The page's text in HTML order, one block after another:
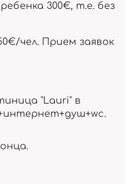
300€, т.е. без
чел. Прием заявок
"Lauri" в